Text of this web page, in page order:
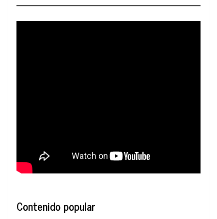
Contenido popular